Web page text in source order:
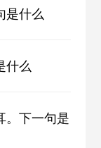
是什么
什么
。下一句是